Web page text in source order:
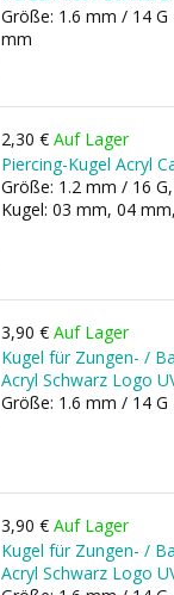
Größe: 1.6 mm / 14
mm
2,30 € Auf Lager
Piercing-Kugel Acryl
Größe: 1.2 mm / 16
Kugel: 03 mm, 04
3,90 € Auf Lager
Kugel für Zungen- /
Acryl Schwarz Logo
Größe: 1.6 mm / 14 G
3,90 € Auf Lager
Kugel für Zungen- /
Acryl Schwarz Logo